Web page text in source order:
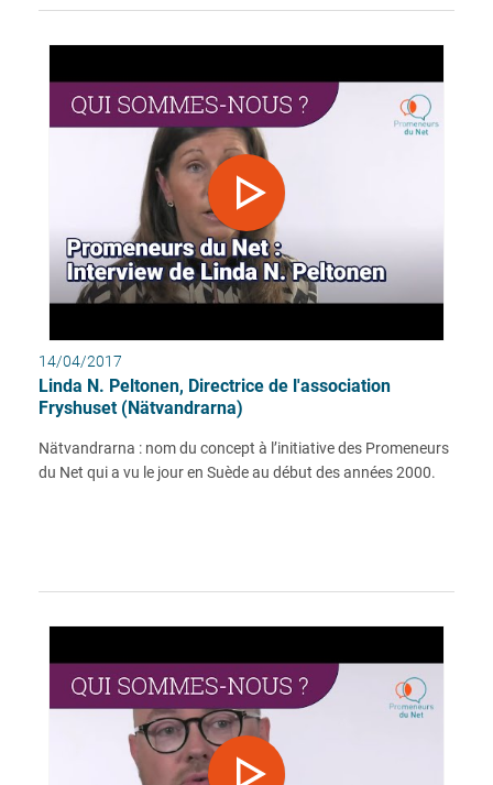
14/04/2017
Linda N. Peltonen, Directrice de l'association
Fryshuset (Nätvandrarna)
Nätvandrarna : nom du concept à l’initiative des Promeneurs
du Net qui a vu le jour en Suède au début des années 2000.